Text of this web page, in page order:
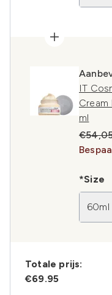
IT
ml
*Size
60ml
Totale prijs:
€69.95